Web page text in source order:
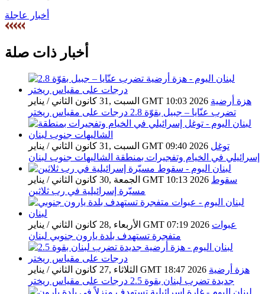
أخبار عاجلة
أخبار ذات صلة
السبت ,31 كانون الثاني / يناير GMT 10:03 2026 هزة أرضية
تضرب عنّايا – جبيل بقوّة 2.8 درجات على مقياس ريختر
السبت ,31 كانون الثاني / يناير GMT 09:40 2026 توغل
إسرائيلي في الخيام وتفجيرات بمنطقة الشاليهات جنوب لبنان
الجمعة ,30 كانون الثاني / يناير GMT 10:13 2026 سقوط
مسيّرة إسرائيلية في رب ثلاثين
الأربعاء ,28 كانون الثاني / يناير GMT 07:19 2026 عبوات
متفجرة تستهدف بلدة يارون جنوبي لبنان
الثلاثاء ,27 كانون الثاني / يناير GMT 18:47 2026 هزة أرضية
جديدة تضرب لبنان بقوة 2.5 درجات على مقياس ريختر